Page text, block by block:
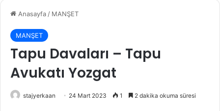
Anasayfa / MANŞET
MANŞET
Tapu Davaları – Tapu
Avukatı Yozgat
stajyerkaan 24 Mart 2023 1 2 dakika okuma süresi